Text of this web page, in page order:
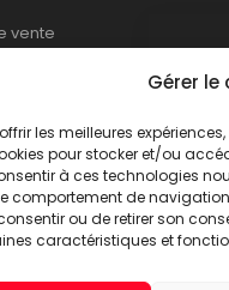
Gérer
les meilleures
pour stocker et/ou
à ces technologies
comportement de navigation
ou de retirer son
caractéristiques et
vente
LIRE